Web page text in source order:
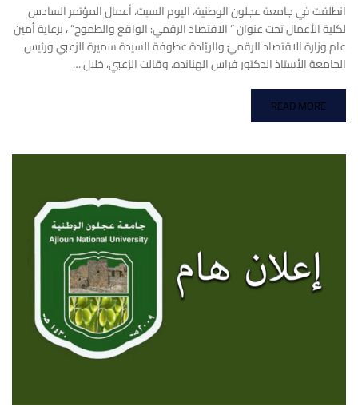
انطلقت في جامعة عجلون الوطنية، اليوم السبت، أعمال المؤتمر السادس
لكلية الأعمال تحت عنوان ” الاقتصاد الرقمي: الواقع والطموح” ، برعاية أمين
عام وزارة الاقتصاد الرقميّ والريّادة عطوفة السيدة سميرة الزعبي ورئيس
الجامعة الأستاذ الدكتور فراس الهنانده. وقالت الزعبي، خلال …
READ MORE